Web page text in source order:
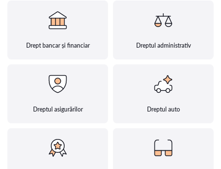
Drept bancar și financiar Dreptul administrativ
Dreptul asigurărilor Dreptul auto